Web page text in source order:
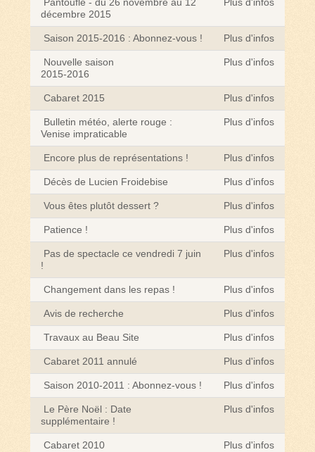
décembre 2015
Saison 2015-2016 : Abonnez-vous ! Plus d'infos
Nouvelle saison
2015-2016
Plus d'infos
Cabaret 2015 Plus d'infos
Bulletin météo, alerte rouge :
Venise impraticable
Plus d'infos
Encore plus de représentations ! Plus d'infos
Décès de Lucien Froidebise Plus d'infos
Vous êtes plutôt dessert ? Plus d'infos
Patience ! Plus d'infos
Pas de spectacle ce vendredi 7 juin
!
Plus d'infos
Changement dans les repas ! Plus d'infos
Avis de recherche Plus d'infos
Travaux au Beau Site Plus d'infos
Cabaret 2011 annulé Plus d'infos
Saison 2010-2011 : Abonnez-vous ! Plus d'infos
Le Père Noël : Date
supplémentaire !
Plus d'infos
Cabaret 2010 Plus d'infos